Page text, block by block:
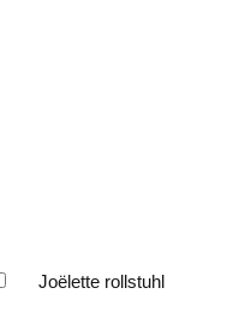
Joëlette rollstuhl